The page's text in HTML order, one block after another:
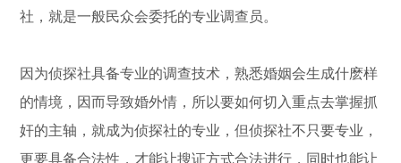
社，就是一般民众会委托的专业调查员。
因为侦探社具备专业的调查技术，熟悉婚姻会生成什麽样
的情境，因而导致婚外情，所以要如何切入重点去掌握抓
奸的主轴，就成为侦探社的专业，但侦探社不只要专业，
更要具备合法性，才能让搜证方式合法进行，同时也能让